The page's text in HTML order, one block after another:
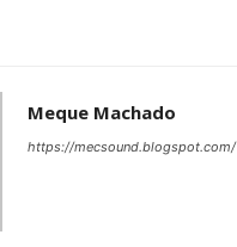
Meque Machado
https://mecsound.blogspot.com/